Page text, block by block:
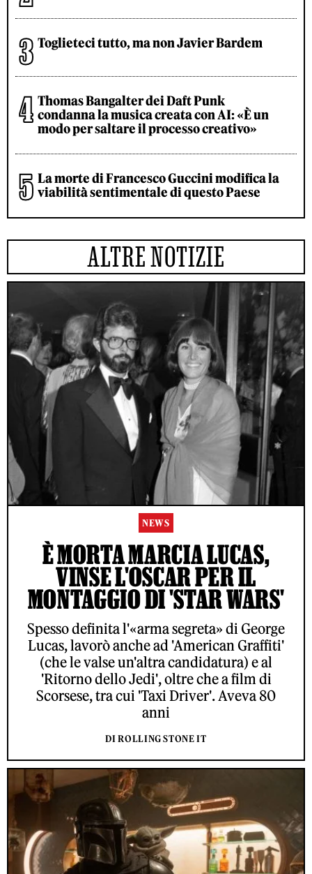
Toglieteci tutto, ma non Javier Bardem
Thomas Bangalter dei Daft Punk
condanna la musica creata con AI: «È un
modo per saltare il processo creativo»
La morte di Francesco Guccini modifica la
viabilità sentimentale di questo Paese
ALTRE NOTIZIE
NEWS
È MORTA MARCIA LUCAS,
VINSE L'OSCAR PER IL
MONTAGGIO DI 'STAR WARS'
Spesso definita l'«arma segreta» di George
Lucas, lavorò anche ad 'American Graffiti'
(che le valse un'altra candidatura) e al
'Ritorno dello Jedi', oltre che a film di
Scorsese, tra cui 'Taxi Driver'. Aveva 80
anni
DI ROLLING STONE IT